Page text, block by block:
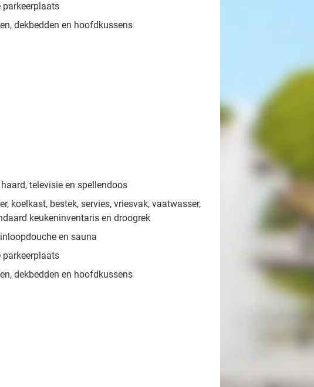
parkeerplaats
dekbedden en hoofdkussens
televisie en spellendoos
koelkast, bestek, servies, vriesvak, vaatwasser,
keukeninventaris en droogrek
en sauna
parkeerplaats
dekbedden en hoofdkussens